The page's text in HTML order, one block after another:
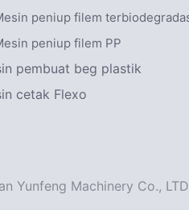
peniup filem
peniup filem PP
pembuat beg plastik
cetak Flexo
Yunfeng Machinery Co.,